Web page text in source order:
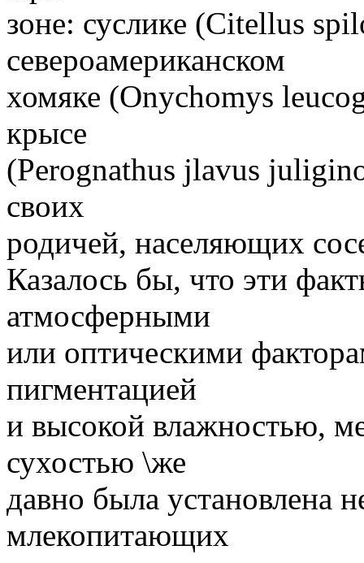
зоне: суслике (Citellus
североамериканском
хомяке (Onychomys
крысе
(Perognathus jlavus
своих
родичей, населяющих
Казалось бы, что эти
атмосферными
или оптическими
пигментацией
и высокой влажностью,
сухостью \же
давно была установлена
млекопитающих